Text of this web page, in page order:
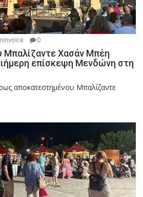
0
Μπαλίζαντε Χασάν Μπέη
επίσκεψη Μενδώνη στη
αποκατεστημένου Μπαλίζαντε